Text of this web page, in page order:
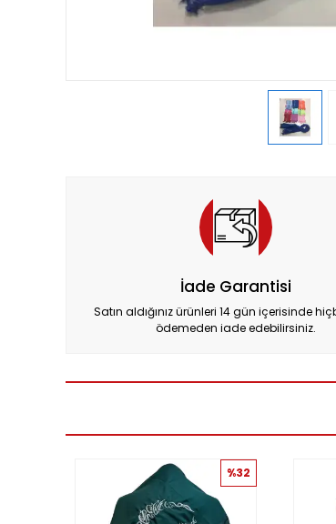
İade Garantisi
Satın aldığınız ürünleri 14 gün içerisinde
ödemeden iade edebilirsiniz.
%32